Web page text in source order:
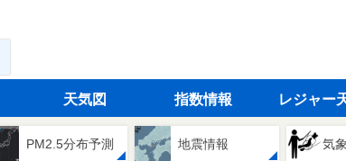
天気図 指数情報 レジャー
PM2.5分布予測 地震情報 気